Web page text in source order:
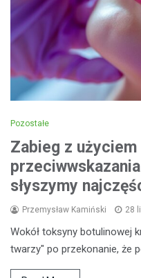
Pozostałe
Zabieg z
słyszymy
Przemysław Kamiński 28
Wokół toksyny botulinowej
twarzy" po przekonanie, że